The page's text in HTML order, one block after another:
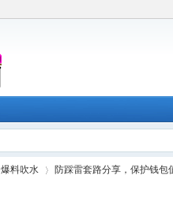
爆料吹水 防踩雷套路分享，保护钱包